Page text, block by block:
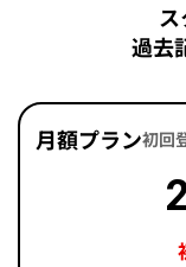
過去
月額プラン初回